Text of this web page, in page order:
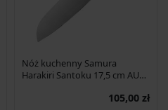
Nóż kuchenny Samura
Harakiri Santoku 17,5 cm AUS-
105,00 zł